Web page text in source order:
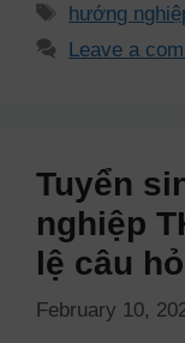
hướng
Leave a
Tuyển
nghiệp
lệ câu
February 10,